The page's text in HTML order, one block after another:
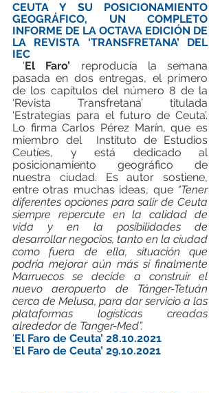
CEUTA Y SU POSICIONAMIENTO
GEOGRÁFICO, UN COMPLETO
INFORME DE LA OCTAVA EDICIÓN DE
LA REVISTA ‘TRANSFRETANA’ DEL
IEC
‘El Faro’ reproducía la semana
pasada en dos entregas, el primero
de los capítulos del número 8 de la
‘Revista Transfretana’ titulada
‘Estrategias para el futuro de Ceuta’.
Lo firma Carlos Pérez Marín, que es
miembro del  Instituto de Estudios
Ceutíes, y está dedicado al
posicionamiento geográfico de
nuestra ciudad. Es autor sostiene,
entre otras muchas ideas, que “Tener
diferentes opciones para salir de Ceuta
siempre repercute en la calidad de
vida y en la posibilidades de
desarrollar negocios, tanto en la ciudad
como fuera de ella, situación que
podría mejorar aún más si finalmente
Marruecos se decide a construir el
nuevo aeropuerto de Tánger-Tetuán
cerca de Melusa, para dar servicio a las
plataformas logísticas creadas
alrededor de Tanger-Med”.
‘El Faro de Ceuta’ 28.10.2021
‘El Faro de Ceuta’ 29.10.2021